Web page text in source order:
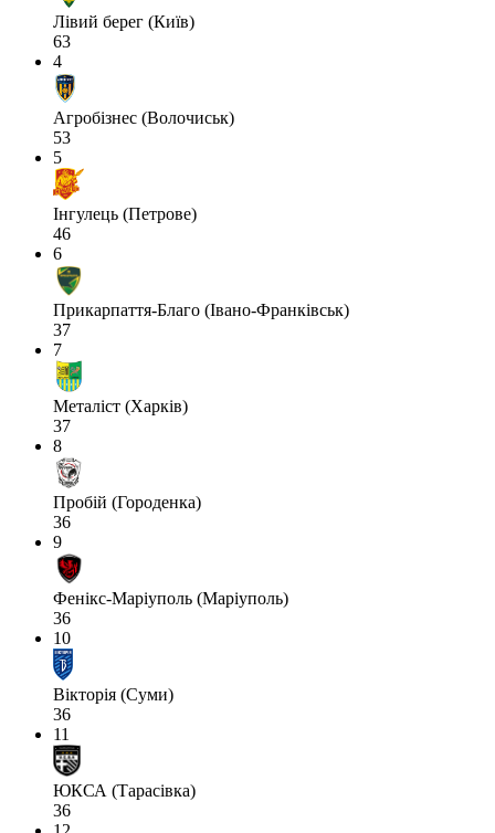
Лівий берег (Київ)
63
4
Агробізнес (Волочиськ)
53
5
Інгулець (Петрове)
46
6
Прикарпаття-Благо (Івано-Франківськ)
37
7
Металіст (Харків)
37
8
Пробій (Городенка)
36
9
Фенікс-Маріуполь (Маріуполь)
36
10
Вікторія (Суми)
36
11
ЮКСА (Тарасівка)
36